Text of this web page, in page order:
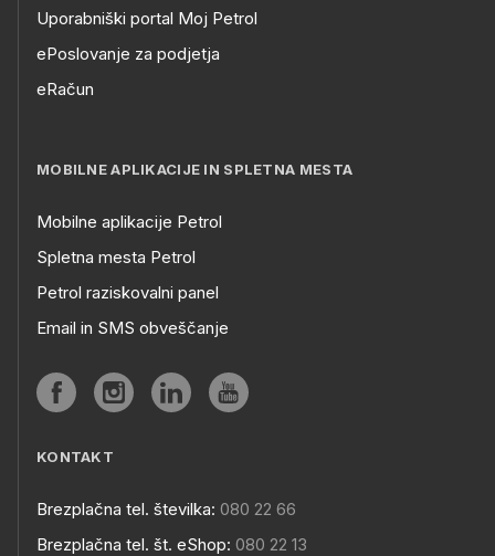
Uporabniški portal Moj Petrol
ePoslovanje za podjetja
eRačun
MOBILNE APLIKACIJE IN SPLETNA MESTA
Mobilne aplikacije Petrol
Spletna mesta Petrol
Petrol raziskovalni panel
Email in SMS obveščanje
KONTAKT
Brezplačna tel. številka: 080 22 66
Brezplačna tel. št. eShop: 080 22 13